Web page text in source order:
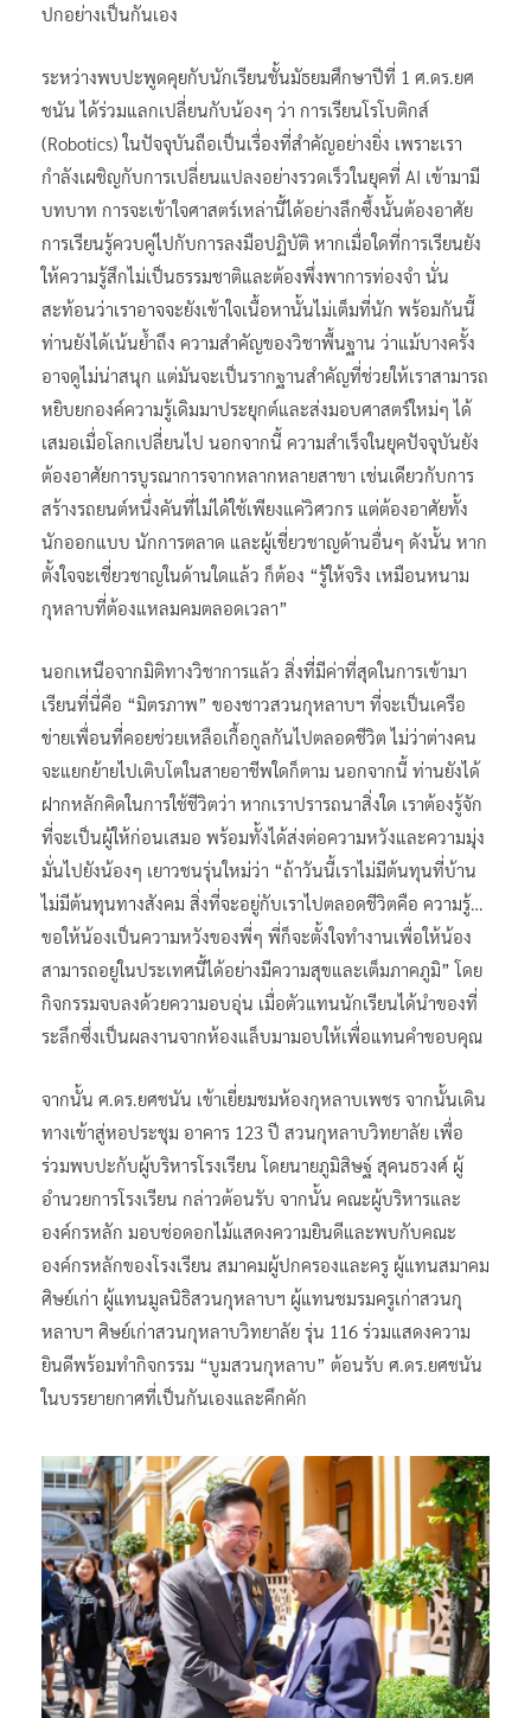
ปกอย่างเป็นกันเอง
ระหว่างพบปะพูดคุยกับนักเรียนชั้นมัธยมศึกษาปีที่ 1 ศ.ดร.ยศ
ชนัน ได้ร่วมแลกเปลี่ยนกับน้องๆ ว่า การเรียนโรโบติกส์
(Robotics) ในปัจจุบันถือเป็นเรื่องที่สำคัญอย่างยิ่ง เพราะเรา
กำลังเผชิญกับการเปลี่ยนแปลงอย่างรวดเร็วในยุคที่ AI เข้ามามี
บทบาท การจะเข้าใจศาสตร์เหล่านี้ได้อย่างลึกซึ้งนั้นต้องอาศัย
การเรียนรู้ควบคู่ไปกับการลงมือปฏิบัติ หากเมื่อใดที่การเรียนยัง
ให้ความรู้สึกไม่เป็นธรรมชาติและต้องพึ่งพาการท่องจำ นั่น
สะท้อนว่าเราอาจจะยังเข้าใจเนื้อหานั้นไม่เต็มที่นัก พร้อมกันนี้
ท่านยังได้เน้นย้ำถึง ความสำคัญของวิชาพื้นฐาน ว่าแม้บางครั้ง
อาจดูไม่น่าสนุก แต่มันจะเป็นรากฐานสำคัญที่ช่วยให้เราสามารถ
หยิบยกองค์ความรู้เดิมมาประยุกต์และส่งมอบศาสตร์ใหม่ๆ ได้
เสมอเมื่อโลกเปลี่ยนไป นอกจากนี้ ความสำเร็จในยุคปัจจุบันยัง
ต้องอาศัยการบูรณาการจากหลากหลายสาขา เช่นเดียวกับการ
สร้างรถยนต์หนึ่งคันที่ไม่ได้ใช้เพียงแค่วิศวกร แต่ต้องอาศัยทั้ง
นักออกแบบ นักการตลาด และผู้เชี่ยวชาญด้านอื่นๆ ดังนั้น หาก
ตั้งใจจะเชี่ยวชาญในด้านใดแล้ว ก็ต้อง “รู้ให้จริง เหมือนหนาม
กุหลาบที่ต้องแหลมคมตลอดเวลา”
นอกเหนือจากมิติทางวิชาการแล้ว สิ่งที่มีค่าที่สุดในการเข้ามา
เรียนที่นี่คือ “มิตรภาพ” ของชาวสวนกุหลาบฯ ที่จะเป็นเครือ
ข่ายเพื่อนที่คอยช่วยเหลือเกื้อกูลกันไปตลอดชีวิต ไม่ว่าต่างคน
จะแยกย้ายไปเติบโตในสายอาชีพใดก็ตาม นอกจากนี้ ท่านยังได้
ฝากหลักคิดในการใช้ชีวิตว่า หากเราปรารถนาสิ่งใด เราต้องรู้จัก
ที่จะเป็นผู้ให้ก่อนเสมอ พร้อมทั้งได้ส่งต่อความหวังและความมุ่ง
มั่นไปยังน้องๆ เยาวชนรุ่นใหม่ว่า “ถ้าวันนี้เราไม่มีต้นทุนที่บ้าน
ไม่มีต้นทุนทางสังคม สิ่งที่จะอยู่กับเราไปตลอดชีวิตคือ ความรู้…
ขอให้น้องเป็นความหวังของพี่ๆ พี่ก็จะตั้งใจทำงานเพื่อให้น้อง
สามารถอยู่ในประเทศนี้ได้อย่างมีความสุขและเต็มภาคภูมิ” โดย
กิจกรรมจบลงด้วยความอบอุ่น เมื่อตัวแทนนักเรียนได้นำของที่
ระลึกซึ่งเป็นผลงานจากห้องแล็บมามอบให้เพื่อแทนคำขอบคุณ
จากนั้น ศ.ดร.ยศชนัน เข้าเยี่ยมชมห้องกุหลาบเพชร จากนั้นเดิน
ทางเข้าสู่หอประชุม อาคาร 123 ปี สวนกุหลาบวิทยาลัย เพื่อ
ร่วมพบปะกับผู้บริหารโรงเรียน โดยนายภูมิสิษฐ์ สุคนธวงศ์ ผู้
อำนวยการโรงเรียน กล่าวต้อนรับ จากนั้น คณะผู้บริหารและ
องค์กรหลัก มอบช่อดอกไม้แสดงความยินดีและพบกับคณะ
องค์กรหลักของโรงเรียน สมาคมผู้ปกครองและครู ผู้แทนสมาคม
ศิษย์เก่า ผู้แทนมูลนิธิสวนกุหลาบฯ ผู้แทนชมรมครูเก่าสวนกุ
หลาบฯ ศิษย์เก่าสวนกุหลาบวิทยาลัย รุ่น 116 ร่วมแสดงความ
ยินดีพร้อมทำกิจกรรม “บูมสวนกุหลาบ” ต้อนรับ ศ.ดร.ยศชนัน
ในบรรยายกาศที่เป็นกันเองและคึกคัก